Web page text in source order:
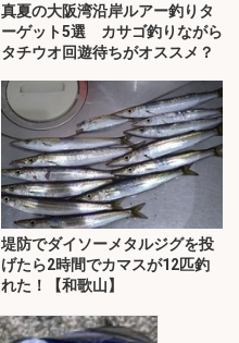
真夏の大阪湾沿岸ルアー釣りタ
ーゲット5選 カサゴ釣りながら
タチウオ回遊待ちがオススメ？
堤防でダイソーメタルジグを投
げたら2時間でカマスが12匹釣
れた！【和歌山】